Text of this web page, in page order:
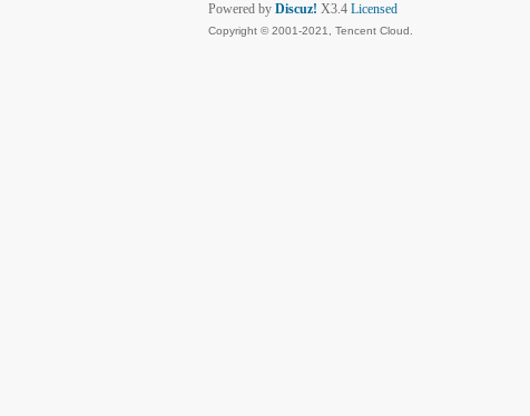
Powered by Discuz! X3.4 Licensed
Copyright © 2001-2021, Tencent Cloud.